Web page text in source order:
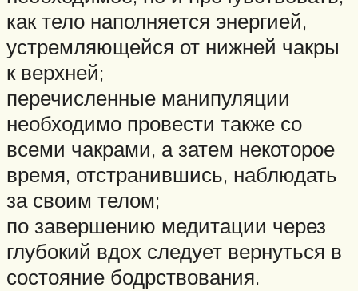
как тело наполняется энергией,
устремляющейся от нижней чакры
к верхней;
перечисленные манипуляции
необходимо провести также со
всеми чакрами, а затем некоторое
время, отстранившись, наблюдать
за своим телом;
по завершению медитации через
глубокий вдох следует вернуться в
состояние бодрствования.